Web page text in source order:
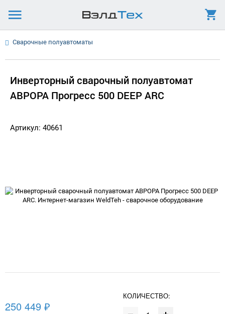
Сварочные полуавтоматы
Инверторный сварочный полуавтомат
АВРОРА Прогресс 500 DEEP ARC
Артикул: 40661
250 449 ₽
КОЛИЧЕСТВО: